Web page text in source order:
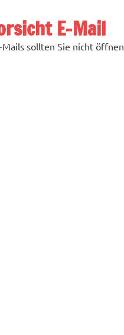
E-Mail
Mails sollten Sie nicht öffnen